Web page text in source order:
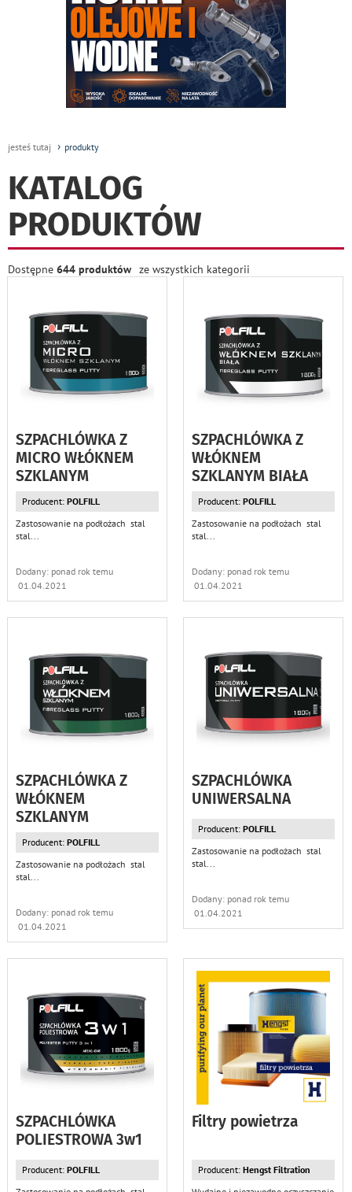
jesteś tutaj produkty
KATALOG
PRODUKTÓW
Dostępne 644 produktów ze wszystkich kategorii
SZPACHLÓWKA Z
MICRO WŁÓKNEM
SZKLANYM
Producent: POLFILL
Zastosowanie na podłożach stal
stal...
Dodany: ponad rok temu
01.04.2021
SZPACHLÓWKA Z
WŁÓKNEM
SZKLANYM BIAŁA
Producent: POLFILL
Zastosowanie na podłożach stal
stal...
Dodany: ponad rok temu
01.04.2021
SZPACHLÓWKA Z
WŁÓKNEM
SZKLANYM
Producent: POLFILL
Zastosowanie na podłożach stal
stal...
Dodany: ponad rok temu
01.04.2021
SZPACHLÓWKA
UNIWERSALNA
Producent: POLFILL
Zastosowanie na podłożach stal
stal...
Dodany: ponad rok temu
01.04.2021
SZPACHLÓWKA
POLIESTROWA 3w1
Producent: POLFILL
Filtry powietrza
Producent: Hengst Filtration